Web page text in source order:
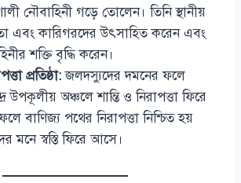
নৌবাহিনী গড়ে তোলেন। তিনি স্থানীয়
এবং কারিগরদের উৎসাহিত করেন এবং
শক্তি বৃদ্ধি করেন।
প্রতিষ্ঠা:জলদস্যুদের দমনের ফলে
উপকূলীয় অঞ্চলে শান্তি ও নিরাপত্তা ফিরে
বাণিজ্য পথের নিরাপত্তা নিশ্চিত হয়
মনে স্বস্তি ফিরে আসে।